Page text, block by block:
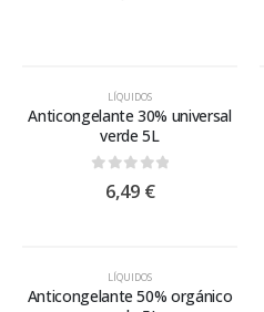
LÍQUIDOS
Anticongelante 30% universal
verde 5L
6,49 €
LÍQUIDOS
Anticongelante 50% orgánico